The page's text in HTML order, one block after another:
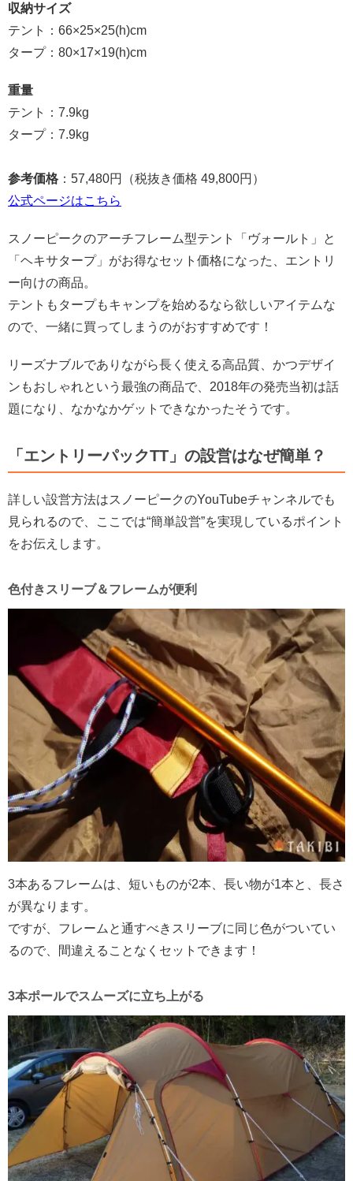
収納サイズ
テント：66×25×25(h)cm
タープ：80×17×19(h)cm
重量
テント：7.9kg
タープ：7.9kg
参考価格 ：57,480円（税抜き価格 49,800円）
公式ページはこちら
スノーピークのアーチフレーム型テント「ヴォールト」と
「ヘキサタープ」がお得なセット価格になった、エントリ
ー向けの商品。
テントもタープもキャンプを始めるなら欲しいアイテムな
ので、一緒に買ってしまうのがおすすめです！
リーズナブルでありながら長く使える高品質、かつデザイ
ンもおしゃれという最強の商品で、2018年の発売当初は話
題になり、なかなかゲットできなかったそうです。
「エントリーパックTT」の設営はなぜ簡単？
詳しい設営方法はスノーピークのYouTubeチャンネルでも
見られるので、ここでは“簡単設営”を実現しているポイント
をお伝えします。
色付きスリーブ＆フレームが便利
3本あるフレームは、短いものが2本、長い物が1本と、長さ
が異なります。
ですが、フレームと通すべきスリーブに同じ色がついてい
るので、間違えることなくセットできます！
3本ポールでスムーズに立ち上がる